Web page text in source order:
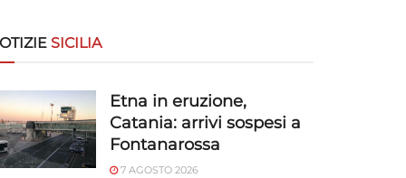
SICILIA
Etna in eruzione,
Catania: arrivi sospesi a
Fontanarossa
7 AGOSTO 2026